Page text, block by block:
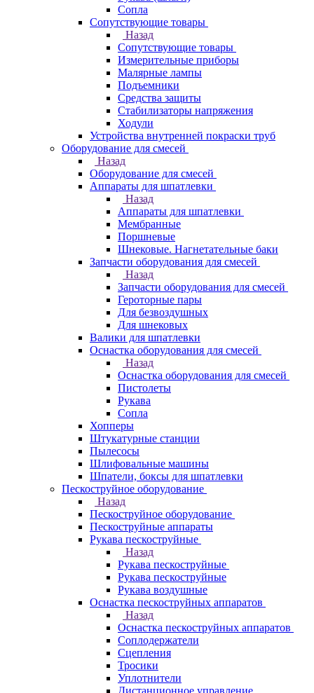
Сопла
Сопутствующие товары
Назад
Сопутствующие товары
Измерительные приборы
Малярные лампы
Подъемники
Средства защиты
Стабилизаторы напряжения
Ходули
Устройства внутренней покраски труб
Оборудование для смесей
Назад
Оборудование для смесей
Аппараты для шпатлевки
Назад
Аппараты для шпатлевки
Мембранные
Поршневые
Шнековые. Нагнетательные баки
Запчасти оборудования для смесей
Назад
Запчасти оборудования для смесей
Героторные пары
Для безвоздушных
Для шнековых
Валики для шпатлевки
Оснастка оборудования для смесей
Назад
Оснастка оборудования для смесей
Пистолеты
Рукава
Сопла
Хопперы
Штукатурные станции
Пылесосы
Шлифовальные машины
Шпатели, боксы для шпатлевки
Пескоструйное оборудование
Назад
Пескоструйное оборудование
Пескоструйные аппараты
Рукава пескоструйные
Назад
Рукава пескоструйные
Рукава пескоструйные
Рукава воздушные
Оснастка пескоструйных аппаратов
Назад
Оснастка пескоструйных аппаратов
Соплодержатели
Сцепления
Тросики
Уплотнители
Дистанционное управление